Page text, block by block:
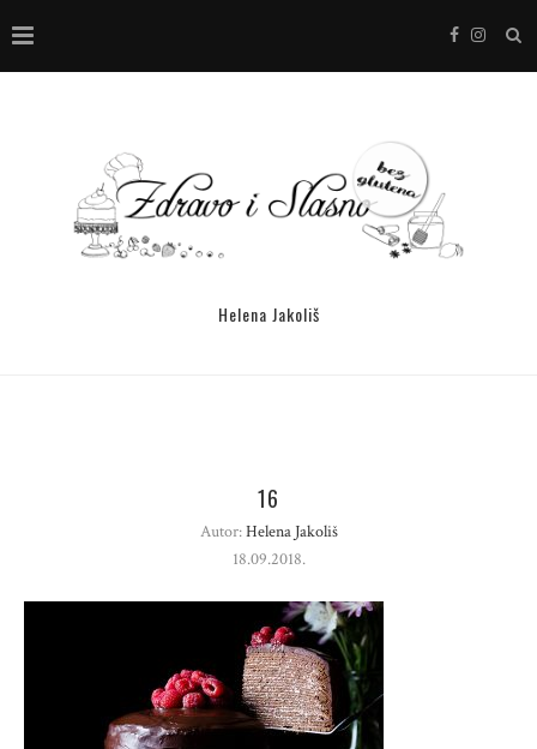
Helena Jakoliš
16
Autor:Helena Jakoliš
18.09.2018.